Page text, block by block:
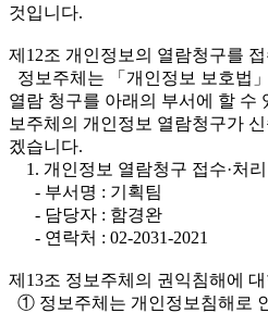
것입니다.
제12조 개인정보의 열람청구를 접
정보주체는 「개인정보 보호법
열람 청구를 아래의 부서에 할 수
보주체의 개인정보 열람청구가
겠습니다.
1. 개인정보 열람청구 접수·처리
- 부서명 : 기획팀
- 담당자 : 함경완
- 연락처 : 02-2031-2021
제13조 정보주체의 권익침해에
① 정보주체는 개인정보침해로